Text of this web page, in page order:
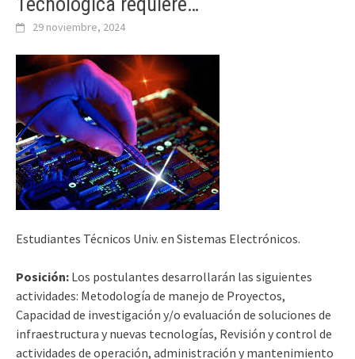
29 noviembre, 2024
Estudiantes Técnicos Univ. en Sistemas Electrónicos.
Posición: Los postulantes desarrollarán las siguientes
actividades: Metodología de manejo de Proyectos,
Capacidad de investigación y/o evaluación de soluciones de
infraestructura y nuevas tecnologías, Revisión y control de
actividades de operación, administración y mantenimiento